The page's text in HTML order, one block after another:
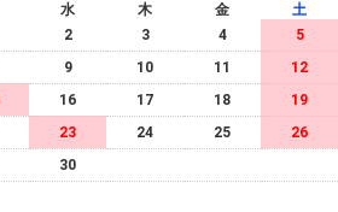
水 木 金
土
2 3 4
5
9 10 11
12
16 17 18
19
23 24 25
26
30